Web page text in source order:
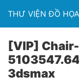
THƯ VIỆN ĐỒ HỌA
[VIP] Chair-
3dsmax